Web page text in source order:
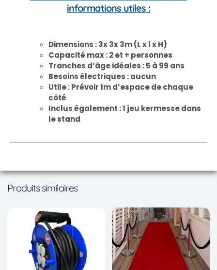
informations utiles :
Dimensions : 3x 3x 3m (L x l x H)
Capacité max : 2 et + personnes
Tranches d’âge idéales : 5 à 99 ans
Besoins électriques : aucun
Utile : Prévoir 1m d’espace de chaque
côté
Inclus également : 1 jeu kermesse dans
le stand
Produits similaires